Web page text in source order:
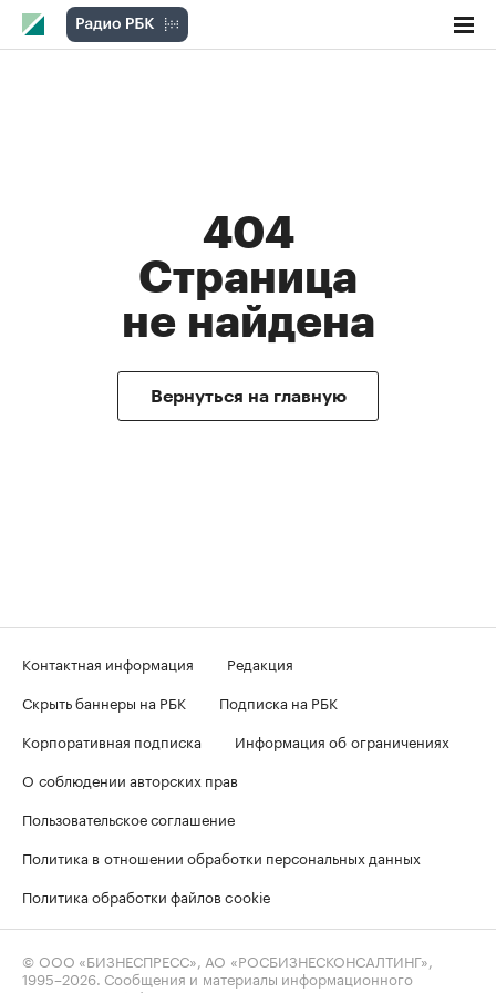
404
Cтраницa
не найдена
Вернуться на главную
Контактная информация
Редакция
Скрыть баннеры на РБК
Подписка на РБК
Корпоративная подписка
Информация об ограничениях
О соблюдении авторских прав
Пользовательское соглашение
Политика в отношении обработки персональных данных
Политика обработки файлов cookie
© ООО «БИЗНЕСПРЕСС», АО «РОСБИЗНЕСКОНСАЛТИНГ»,
1995–2026. Сообщения и материалы информационного